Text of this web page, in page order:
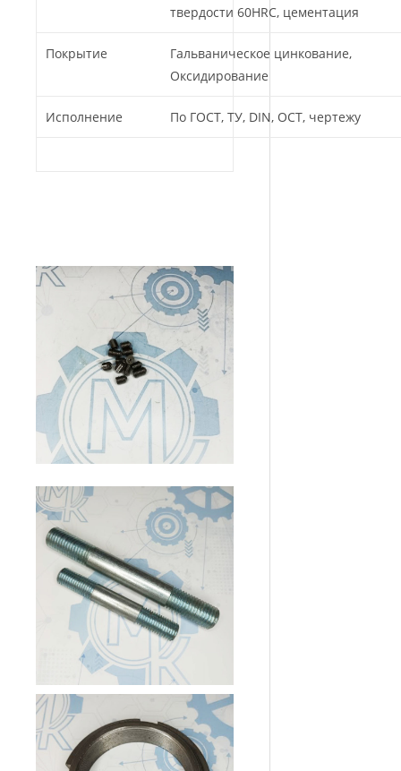
твердости 60HRC, цементация
Покрытие
Гальваническое цинкование,
Оксидирование
Исполнение По ГОСТ, ТУ, DIN, ОСТ, чертежу